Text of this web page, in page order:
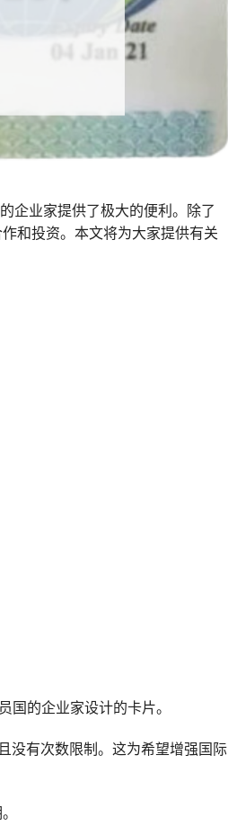
企业家提供了极大的便利。除了
和投资。本文将为大家提供有关
国的企业家设计的卡片。
没有次数限制。这为希望增强国际